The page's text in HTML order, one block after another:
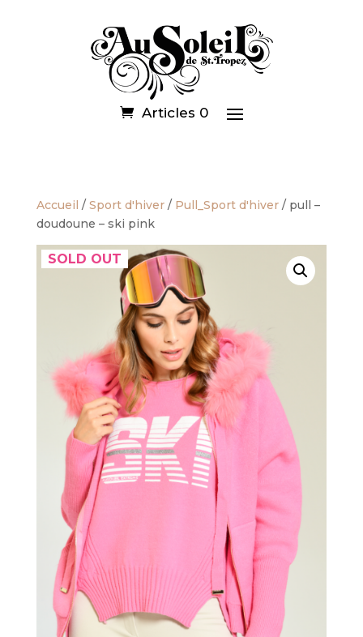
Articles 0
Accueil / Sport d'hiver/ Pull_Sport d'hiver/ pull –
doudoune – ski pink
SOLD OUT